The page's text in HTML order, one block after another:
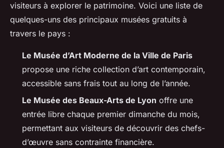
visiteurs à explorer le patrimoine. Voici une liste de
quelques-uns des principaux musées gratuits à
travers le pays :
Le Musée d’Art Moderne de la Ville de Paris
propose une riche collection d’art contemporain,
accessible sans frais tout au long de l’année.
Le Musée des Beaux-Arts de Lyon offre une
entrée libre chaque premier dimanche du mois,
permettant aux visiteurs de découvrir des chefs-
d’œuvre sans contrainte financière.